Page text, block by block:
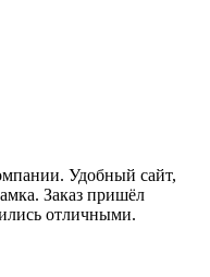
Удобный сайт,
Заказ пришёл
отличными.